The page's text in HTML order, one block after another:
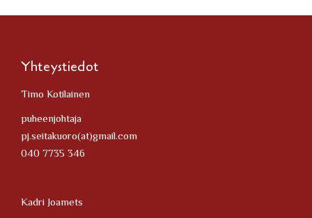
Yhteystiedot
Timo Kotilainen
puheenjohtaja
pj.seitakuoro(at)gmail.com
040 7735 346
Kadri Joamets